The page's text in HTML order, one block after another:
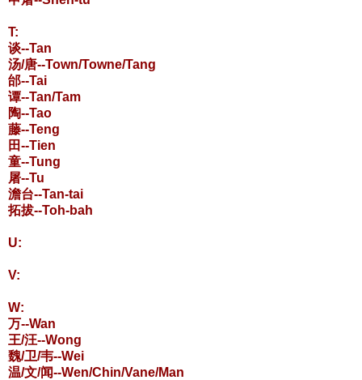
T:
谈--Tan
汤/唐--Town/Towne/Tang
邰--Tai
谭--Tan/Tam
陶--Tao
藤--Teng
田--Tien
童--Tung
屠--Tu
澹台--Tan-tai
拓拔--Toh-bah
U:
V:
W:
万--Wan
王/汪--Wong
魏/卫/韦--Wei
温/文/闻--Wen/Chin/Vane/Man